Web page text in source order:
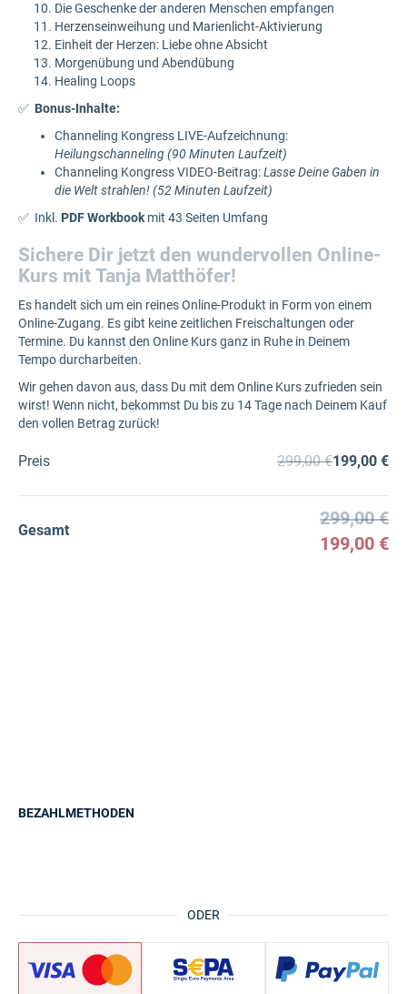
Die Geschenke der anderen Menschen empfangen
Herzenseinweihung und Marienlicht-Aktivierung
Einheit der Herzen: Liebe ohne Absicht
Morgenübung und Abendübung
Healing Loops
✅ Bonus-Inhalte:
Channeling Kongress LIVE-Aufzeichnung:
Heilungschanneling (90 Minuten Laufzeit)
Channeling Kongress VIDEO-Beitrag:Lasse Deine Gaben in
die Welt strahlen! (52 Minuten Laufzeit)
✅ Inkl. PDF Workbook mit 43 Seiten Umfang
Sichere Dir jetzt den wundervollen Online-
Kurs mit Tanja Matthöfer!
Es handelt sich um ein reines Online-Produkt in Form von einem
Online-Zugang. Es gibt keine zeitlichen Freischaltungen oder
Termine. Du kannst den Online Kurs ganz in Ruhe in Deinem
Tempo durcharbeiten.
Wir gehen davon aus, dass Du mit dem Online Kurs zufrieden sein
wirst! Wenn nicht, bekommst Du bis zu 14 Tage nach Deinem Kauf
den vollen Betrag zurück!
Preis 299,00 €199,00 €
Gesamt
299,00 €
199,00 €
ODER
BEZAHLMETHODEN